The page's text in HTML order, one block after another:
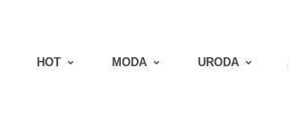
HOT MODA URODA